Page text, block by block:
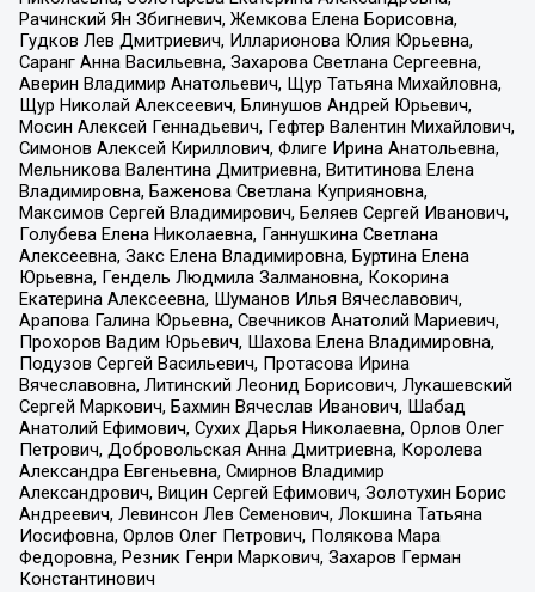
Рачинский Ян Збигневич, Жемкова Елена Борисовна,
Гудков Лев Дмитриевич, Илларионова Юлия Юрьевна,
Саранг Анна Васильевна, Захарова Светлана Сергеевна,
Аверин Владимир Анатольевич, Щур Татьяна Михайловна,
Щур Николай Алексеевич, Блинушов Андрей Юрьевич,
Мосин Алексей Геннадьевич, Гефтер Валентин Михайлович,
Симонов Алексей Кириллович, Флиге Ирина Анатольевна,
Мельникова Валентина Дмитриевна, Вититинова Елена
Владимировна, Баженова Светлана Куприяновна,
Максимов Сергей Владимирович, Беляев Сергей Иванович,
Голубева Елена Николаевна, Ганнушкина Светлана
Алексеевна, Закс Елена Владимировна, Буртина Елена
Юрьевна, Гендель Людмила Залмановна, Кокорина
Екатерина Алексеевна, Шуманов Илья Вячеславович,
Арапова Галина Юрьевна, Свечников Анатолий Мариевич,
Прохоров Вадим Юрьевич, Шахова Елена Владимировна,
Подузов Сергей Васильевич, Протасова Ирина
Вячеславовна, Литинский Леонид Борисович, Лукашевский
Сергей Маркович, Бахмин Вячеслав Иванович, Шабад
Анатолий Ефимович, Сухих Дарья Николаевна, Орлов Олег
Петрович, Добровольская Анна Дмитриевна, Королева
Александра Евгеньевна, Смирнов Владимир
Александрович, Вицин Сергей Ефимович, Золотухин Борис
Андреевич, Левинсон Лев Семенович, Локшина Татьяна
Иосифовна, Орлов Олег Петрович, Полякова Мара
Федоровна, Резник Генри Маркович, Захаров Герман
Константинович